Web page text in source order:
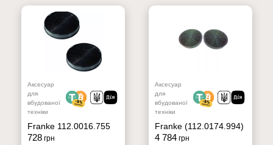
Аксесуар
для
вбудованої
техніки
Franke 112.0016.755
728грн
Аксесуар
для
вбудованої
техніки
Franke (112.0174.994)
4 784грн